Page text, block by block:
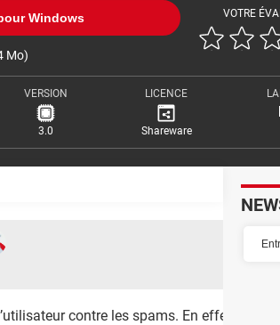
Windows
Mo)
VOTRE
VERSION
3.0
LICENCE
Shareware
contre les spams. En effet,